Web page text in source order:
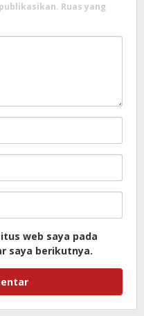
Ruas yang
web saya pada
saya berikutnya.